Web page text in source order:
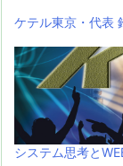
ケテル東京・代表
システム思考と